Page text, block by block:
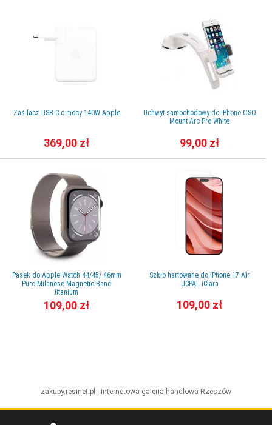
Zasilacz USB-C o mocy 140W Apple
369,00 zł
Pasek do Apple Watch 44/45/ 46mm
Puro Milanese Magnetic Band
titanium
109,00 zł
Uchwyt samochodowy do iPhone OSO
Mount Arc Pro White
99,00 zł
Szkło hartowane do iPhone 17 Air
JCPAL iClara
109,00 zł
zakupy.resinet.pl - internetowa galeria handlowa Rzeszów